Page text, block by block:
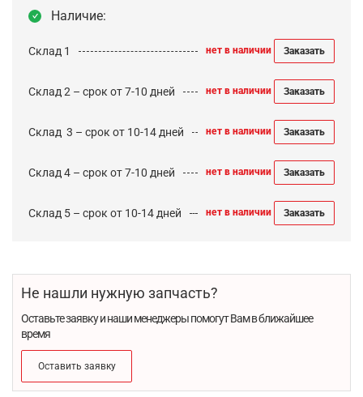
Наличие:
Склад 1 нет в наличии Заказать
Склад 2 – срок от 7-10 дней нет в наличии Заказать
Cклад 3 – срок от 10-14 дней нет в наличии Заказать
Склад 4 – срок от 7-10 дней нет в наличии Заказать
Склад 5 – срок от 10-14 дней нет в наличии Заказать
Не нашли нужную запчасть?
Оставьте заявку и наши менеджеры помогут Вам в ближайшее
время
Оставить заявку